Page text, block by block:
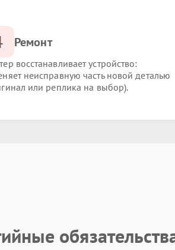
Ремонт
восстанавливает устройство:
неисправную часть новой деталью
или реплика на выбор).